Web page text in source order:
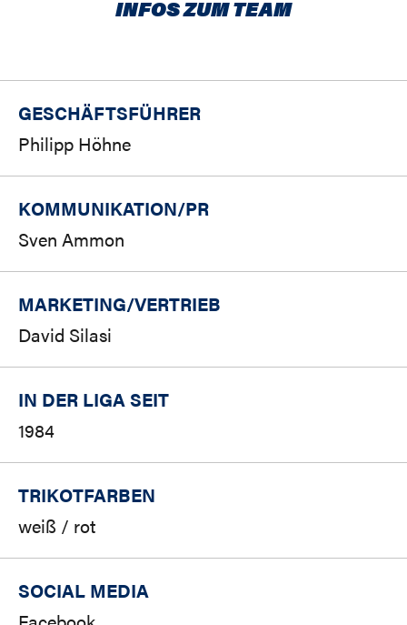
INFOS ZUM TEAM
GESCHÄFTSFÜHRER
Philipp Höhne
KOMMUNIKATION/PR
Sven Ammon
MARKETING/VERTRIEB
David Silasi
IN DER LIGA SEIT
1984
TRIKOTFARBEN
weiß / rot
SOCIAL MEDIA